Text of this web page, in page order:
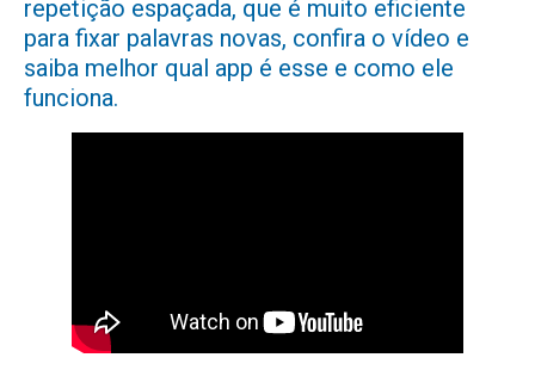
repetição espaçada, que é muito eficiente
para fixar palavras novas, confira o vídeo e
saiba melhor qual app é esse e como ele
funciona.